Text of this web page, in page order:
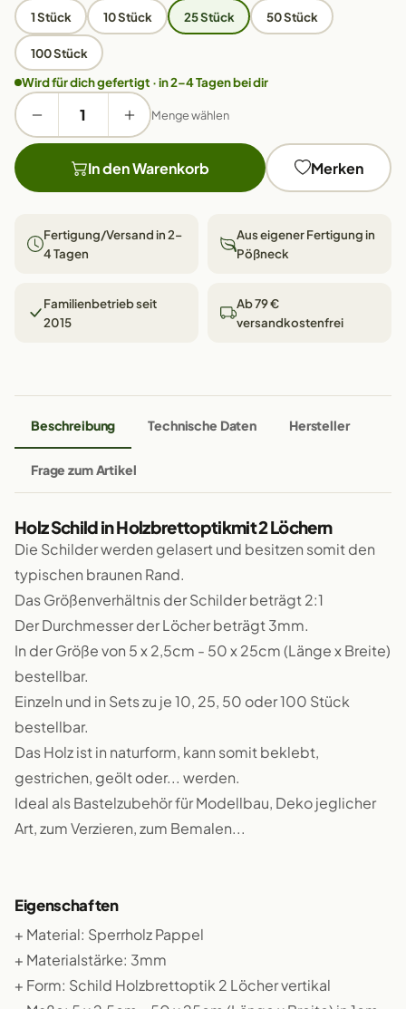
1 Stück 10 Stück 25 Stück 50 Stück
100 Stück
Wird für dich gefertigt · in 2–4 Tagen bei dir
Menge wählen
In den Warenkorb Merken
Fertigung/Versand in 2–
4 Tagen
Aus eigener Fertigung in
Pößneck
Familienbetrieb seit
2015
Ab 79 €
versandkostenfrei
Beschreibung Technische Daten Hersteller
Frage zum Artikel
Holz Schild in Holzbrettoptikmit 2 Löchern
Die Schilder werden gelasert und besitzen somit den
typischen braunen Rand.
Das Größenverhältnis der Schilder beträgt 2:1
Der Durchmesser der Löcher beträgt 3mm.
In der Größe von 5 x 2,5cm - 50 x 25cm (Länge x Breite)
bestellbar.
Einzeln und in Sets zu je 10, 25, 50 oder 100 Stück
bestellbar.
Das Holz ist in naturform, kann somit beklebt,
gestrichen, geölt oder... werden.
Ideal als Bastelzubehör für Modellbau, Deko jeglicher
Art, zum Verzieren, zum Bemalen...
Eigenschaften
+ Material: Sperrholz Pappel
+ Materialstärke: 3mm
+ Form: Schild Holzbrettoptik 2 Löcher vertikal